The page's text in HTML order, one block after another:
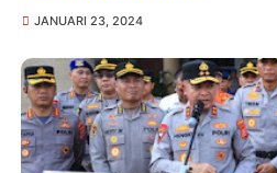
JANUARI 23, 2024